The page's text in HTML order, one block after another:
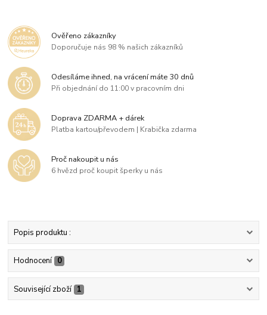
Ověřeno zákazníky
Doporučuje nás 98 % našich zákazníků
Odesíláme ihned, na vrácení máte 30 dnů
Při objednání do 11:00 v pracovním dni
Doprava ZDARMA + dárek
Platba kartou/převodem | Krabička zdarma
Proč nakoupit u nás
6 hvězd proč koupit šperky u nás
Popis produktu :
Hodnocení 0
Související zboží 1